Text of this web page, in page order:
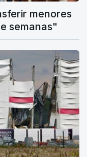
menores
semanas"